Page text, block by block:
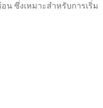
น ซึ่งเหมาะสำหรับการเริ่ม